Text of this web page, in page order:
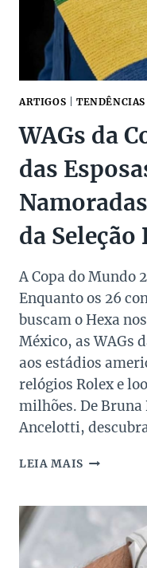
ARTIGOS TENDÊNCIAS
WAGs da
das
da
A Copa do Mundo
Enquanto os 26
buscam o Hexa
México, as WAGs
aos estádios
relógios Rolex e
milhões. De
Ancelotti,
LEIA MAIS WAGS
2026: O
LUXO
ESPOSAS